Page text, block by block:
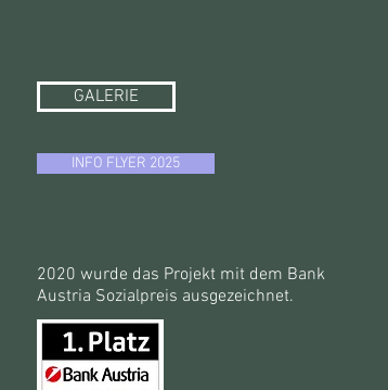
GALERIE
INFO FLYER 2025
2020 wurde das Projekt mit dem Bank
Austria Sozialpreis ausgezeichnet.